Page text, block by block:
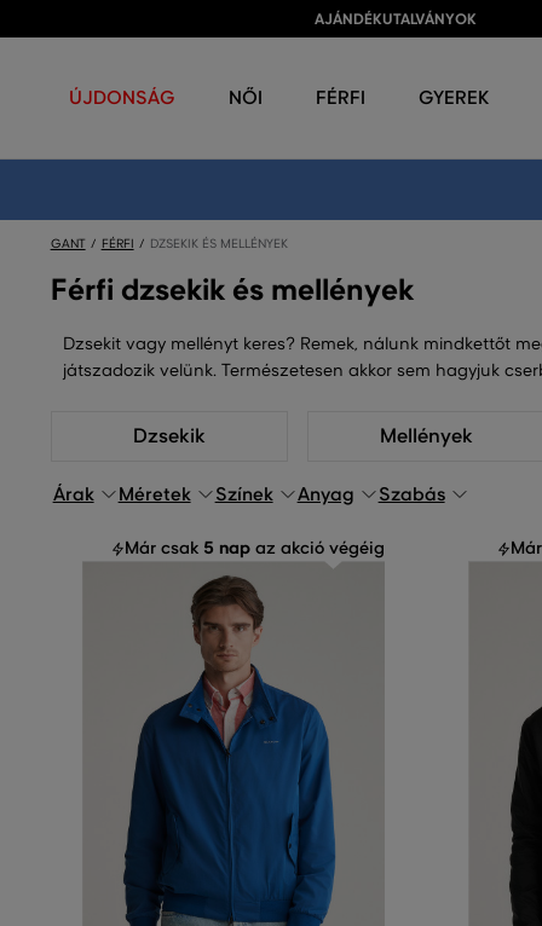
AJÁNDÉKUTALVÁNYOK
ÚJDONSÁG NŐI FÉRFI GYEREK
GANT FÉRFI DZSEKIK ÉS MELLÉNYEK
Férfi dzsekik és mellények
Dzsekit vagy mellényt keres? Remek, nálunk mindkettőt
játszadozik velünk. Természetesen akkor sem hagyjuk
Dzsekik Mellények
Árak Méretek Színek Anyag Szabás
Már csak 5 nap az akció végéig